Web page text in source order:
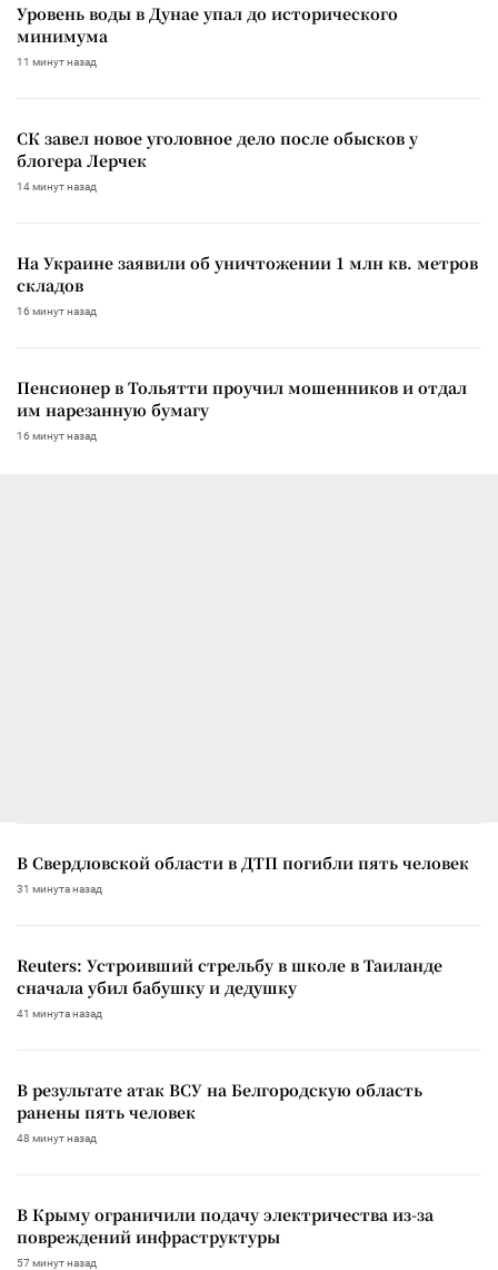
Уровень воды в Дунае упал до исторического
минимума
11 минут назад
СК завел новое уголовное дело после обысков у
блогера Лерчек
14 минут назад
На Украине заявили об уничтожении 1 млн кв. метров
складов
16 минут назад
Пенсионер в Тольятти проучил мошенников и отдал
им нарезанную бумагу
16 минут назад
В Свердловской области в ДТП погибли пять человек
31 минута назад
Reuters: Устроивший стрельбу в школе в Таиланде
сначала убил бабушку и дедушку
41 минута назад
В результате атак ВСУ на Белгородскую область
ранены пять человек
48 минут назад
В Крыму ограничили подачу электричества из-за
повреждений инфраструктуры
57 минут назад